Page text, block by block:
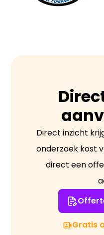
Direct inzicht
onderzoek kost
direct een
Gratis